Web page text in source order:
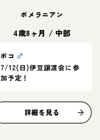
ポメラニアン
4歳8ヶ月 / 中部
ポコ ♂
7/12(日)伊豆譲渡会に参
加予定！
詳細を見る